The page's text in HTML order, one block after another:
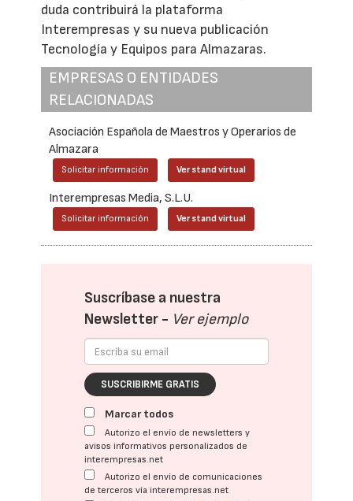
duda contribuirá la plataforma
Interempresas y su nueva publicación
Tecnología y Equipos para Almazaras.
EMPRESAS O ENTIDADES
RELACIONADAS
Asociación Española de Maestros y Operarios de
Almazara
Solicitar información Ver stand virtual
Interempresas Media, S.L.U.
Solicitar información Ver stand virtual
Suscríbase a nuestra
Newsletter - Ver ejemplo
SUSCRIBIRME GRATIS
Marcar todos
Autorizo el envío de newsletters y
avisos informativos personalizados de
interempresas.net
Autorizo el envío de comunicaciones
de terceros vía interempresas.net